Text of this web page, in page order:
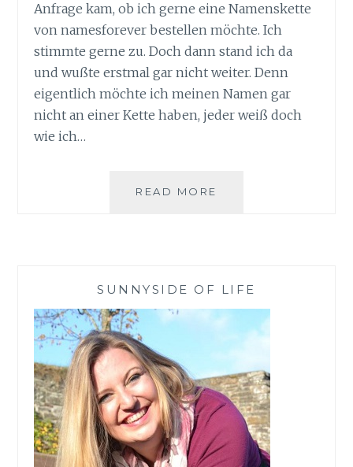
Anfrage kam, ob ich gerne eine Namenskette
von namesforever bestellen möchte. Ich
stimmte gerne zu. Doch dann stand ich da
und wußte erstmal gar nicht weiter. Denn
eigentlich möchte ich meinen Namen gar
nicht an einer Kette haben, jeder weiß doch
wie ich…
READ MORE
LOVE
SUNNYSIDE OF LIFE